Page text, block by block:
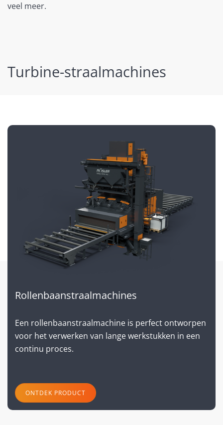
veel meer.
Turbine-straalmachines
Rollenbaanstraalmachines
Een rollenbaanstraalmachine is perfect ontworpen
voor het verwerken van lange werkstukken in een
continu proces.
ONTDEK PRODUCT